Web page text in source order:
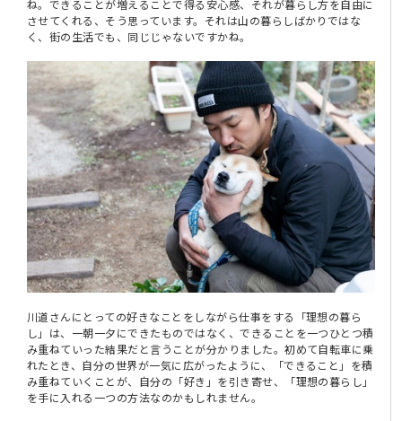
ね。できることが増えることで得る安心感、それが暮らし方を自由に
させてくれる、そう思っています。それは山の暮らしばかりではな
く、街の生活でも、同じじゃないですかね。
川道さんにとっての好きなことをしながら仕事をする「理想の暮ら
し」は、一朝一夕にできたものではなく、できることを一つひとつ積
み重ねていった結果だと言うことが分かりました。初めて自転車に乗
れたとき、自分の世界が一気に広がったように、「できること」を積
み重ねていくことが、自分の「好き」を引き寄せ、「理想の暮らし」
を手に入れる一つの方法なのかもしれません。